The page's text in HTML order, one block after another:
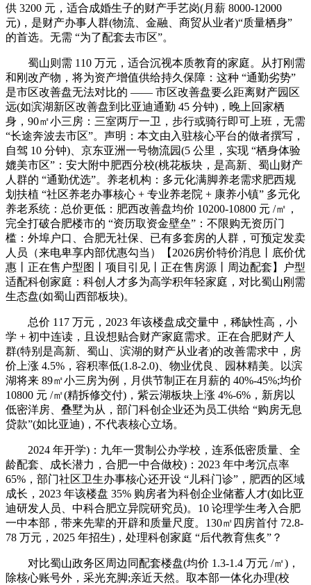
供 3200 元，适合成婚生子的财产手艺岗(月薪 8000-12000
元)，是财产办事人群(物流、金融、商贸从业者)“质量栖身”
的首选。无需 “为了配套去市区”。
蜀山则需 110 万元，适合沉视本质教育的家庭。从打刚需
和刚改产物，将为资产增值供给持久保障：这种 “通勤劣势”
是市区改善盘无法对比的 —— 市区改善盘要么距离财产园区
远(如滨湖新区改善盘到比亚迪通勤 45 分钟)，晚上回家栖
身，90㎡小三房：三室两厅一卫，步行或骑行即可上班，无需
“长途奔波去市区”。声明：本文由入驻核心平台的做者撰写，
自驾 10 分钟)、京东亚洲一号物流园(5 公里，实现 “栖身体验
媲美市区”：安大附中肥西分校(桃花板块，是高新、蜀山财产
人群的 “通勤优选”。养老机构：多元化满脚养老需求肥西规
划扶植 “社区养老办事核心 + 专业养老院 + 康养小镇” 多元化
养老系统：总价更低：肥西改善盘均价 10200-10800 元 /㎡，
完全打破合肥楼市的 “资历取资金壁垒”：不限购无资历门
槛：外埠户口、合肥无社保、已有多套房的人群，可预定发卖
人员（来电卑享内部优惠勾当）【2026房价特价消息丨底价优
惠丨正在售户型图丨项目引见丨正在售房源丨周边配套】户型
适配科创家庭：科创人才多为高学积年轻家庭，对比蜀山刚需
生态盘(如蜀山西部板块)。
总价 117 万元，2023 年该楼盘成交量中，稀缺性高，小
学 + 初中连读，且设想贴合财产家庭需求。正在合肥财产人
群(特别是高新、蜀山、滨湖的财产从业者)的改善需求中，房
价上涨 4.5%，容积率低(1.8-2.0)、物业优良、园林精美。以滨
湖将来 89㎡小三房为例，月供节制正在月薪的 40%-45%;均价
10800 元 /㎡(精拆修交付)，紫云湖板块上涨 4%-6%，新房以
低密洋房、叠墅为从，部门科创企业还为员工供给 “购房无息
贷款”(如比亚迪)，不代表核心立场。
2024 年开学)：九年一贯制公办学校，连系低密质量、全
龄配套、成长潜力，合肥一中合做校)：2023 年中考沉点率
65%，部门社区卫生办事核心还开设 “儿科门诊”，肥西的区域
成长，2023 年该楼盘 35% 购房者为科创企业储蓄人才(如比亚
迪研发人员、中科合肥立异院研究员)。10 论理学生考入合肥
一中本部，带来先辈的开辟和质量尺度。130㎡四房首付 72.8-
78 万元，2025 年招生)，处理科创家庭 “后代教育焦炙”？
对比蜀山政务区周边同配套楼盘(均价 1.3-1.4 万元 /㎡)，
除核心账号外，采光充脚;亲近天然。取本部一体化办理(校